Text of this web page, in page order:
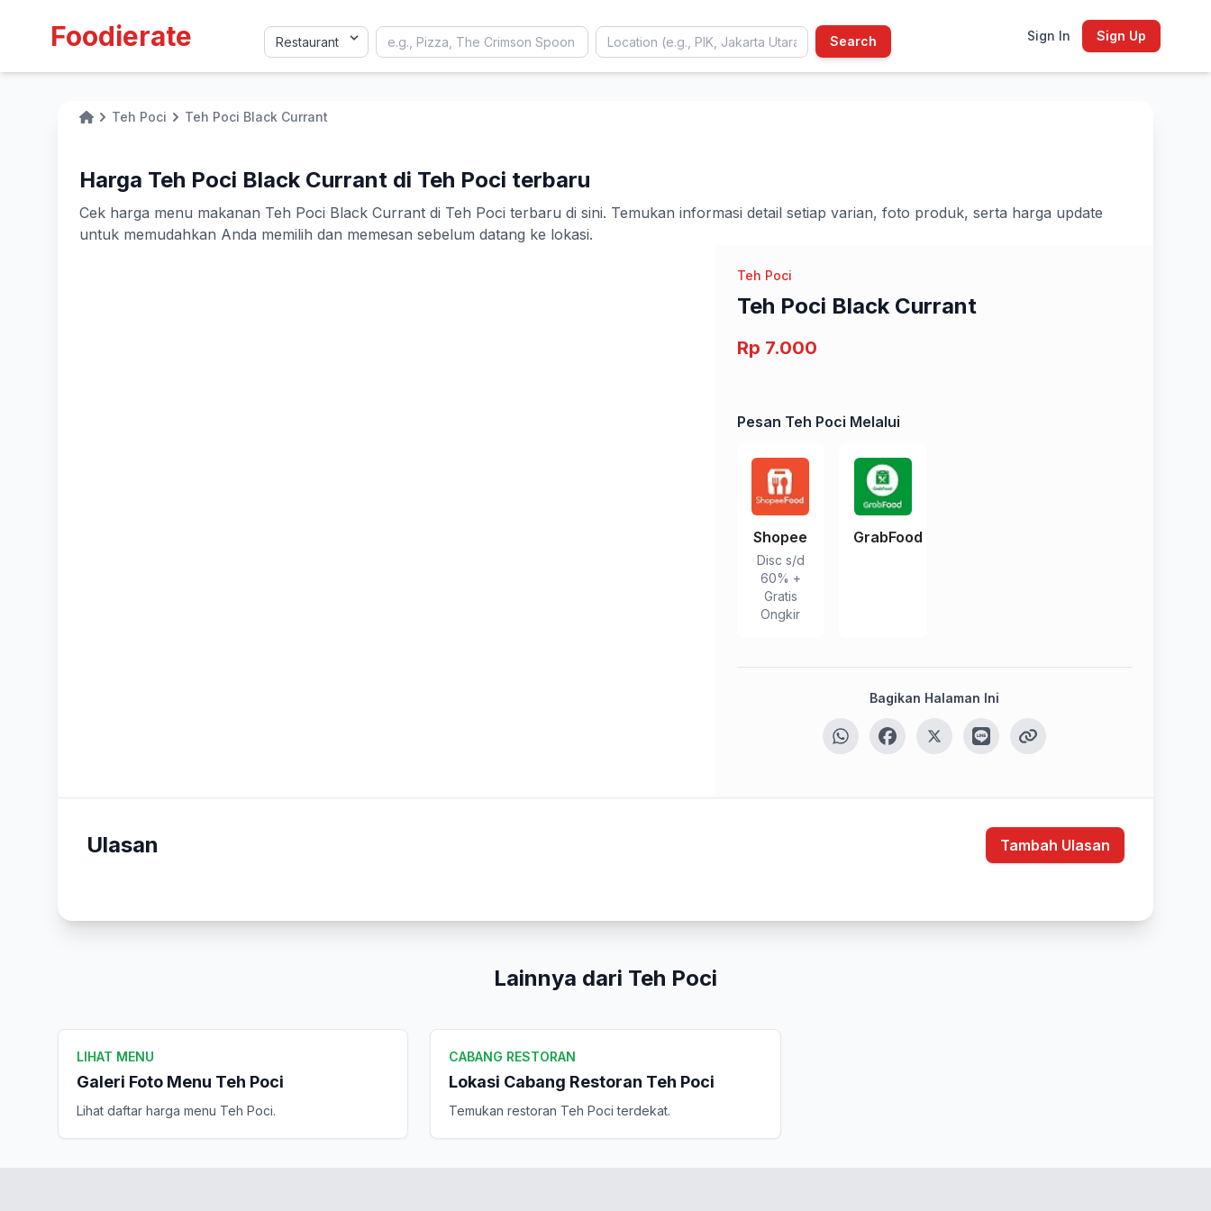
Foodierate Search Sign In Sign Up
Home Teh Poci Teh Poci Black Currant
Harga Teh Poci Black Currant di Teh Poci terbaru
Cek harga menu makanan Teh Poci Black Currant di Teh Poci terbaru di sini. Temukan informasi detail setiap varian, foto produk, serta harga update
untuk memudahkan Anda memilih dan memesan sebelum datang ke lokasi.
Teh Poci
Teh Poci Black Currant
Rp 7.000
Pesan Teh Poci Melalui
Shopee
Disc s/d
60% +
Gratis
Ongkir
GrabFood
Bagikan Halaman Ini
Ulasan Tambah Ulasan
Lainnya dari Teh Poci
LIHAT MENU
Galeri Foto Menu Teh Poci
Lihat daftar harga menu Teh Poci.
CABANG RESTORAN
Lokasi Cabang Restoran Teh Poci
Temukan restoran Teh Poci terdekat.